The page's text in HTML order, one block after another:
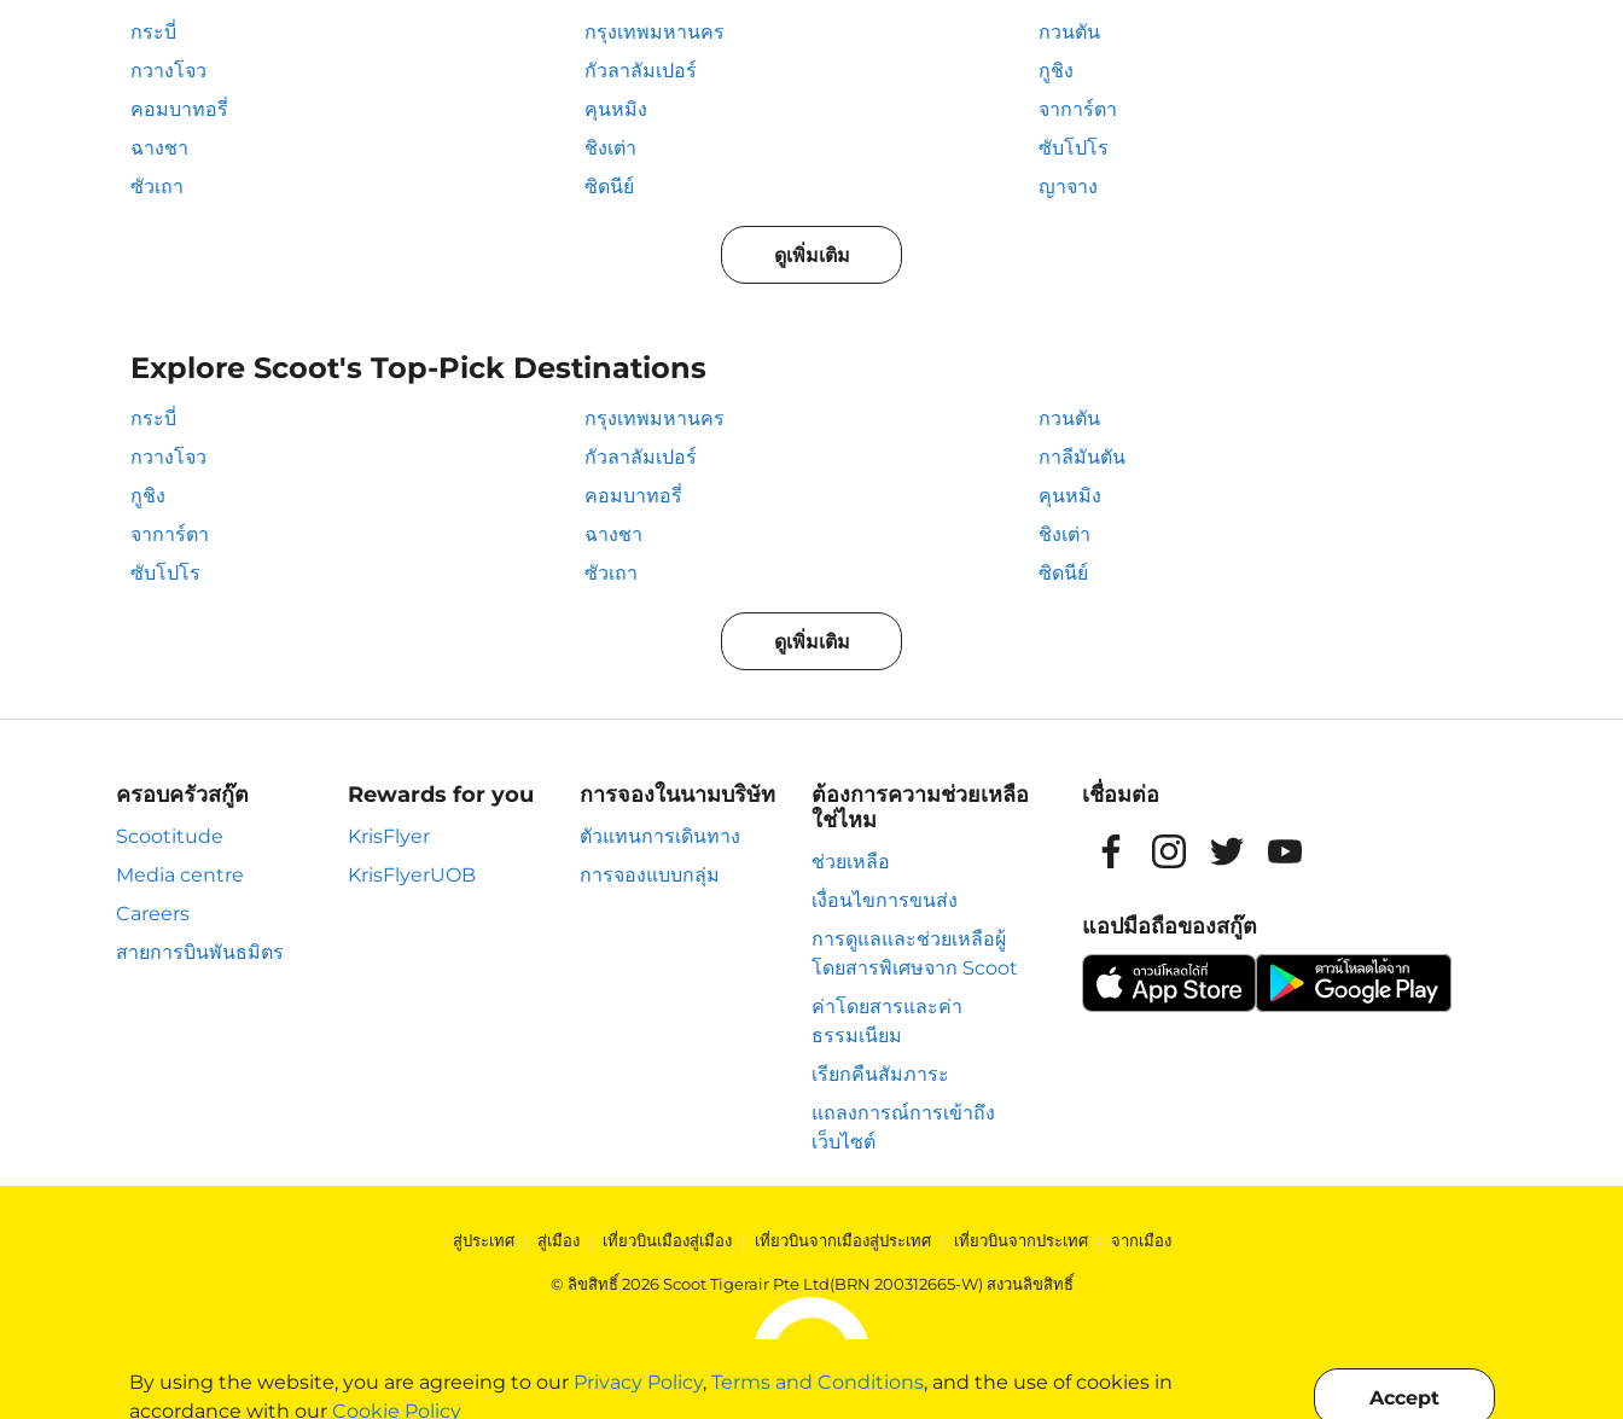
By using the website, you are agreeing to our Privacy Policy, Terms and Conditions, and the use of cookies in
accordance with our Cookie Policy
Accept
กระบี่ กรุงเทพมหานคร
กวนตัน
กวางโจว
กัวลาลัมเปอร์
กูชิง
คอมบาทอรี่
คุนหมิง
จาการ์ตา
ฉางชา
ชิงเต่า
ซับโปโร
ซัวเถา
ซิดนีย์ ญาจาง
ดูเพิ่มเติม
Explore Scoot's Top-Pick Destinations
กระบี่ กรุงเทพมหานคร
กวนตัน
กวางโจว
กัวลาลัมเปอร์
กาลีมันตัน
กูชิง
คอมบาทอรี่
คุนหมิง
จาการ์ตา
ฉางชา
ชิงเต่า
ซับโปโร
ซัวเถา ซิดนีย์
ดูเพิ่มเติม
ครอบครัวสกู๊ต
Scootitude
Media centre
Careers
สายการบินพันธมิตร
Rewards for you
KrisFlyer
KrisFlyerUOB
การจองในนามบริษัท
ตัวแทนการเดินทาง
การจองแบบกลุ่ม
ต้องการความช่วยเหลือ
ใช่ไหม
ช่วยเหลือ
เงื่อนไขการขนส่ง
การดูแลและช่วยเหลือผู้
โดยสารพิเศษจาก Scoot
ค่าโดยสารและค่า
ธรรมเนียม
เรียกคืนสัมภาระ
แถลงการณ์การเข้าถึง
เว็บไซต์
เชื่อมต่อ
แอปมือถือของสกู๊ต
สู่ประเทศ | สู่เมือง | เที่ยวบินเมืองสู่เมือง | เที่ยวบินจากเมืองสู่ประเทศ | เที่ยวบินจากประเทศ | จากเมือง
© ลิขสิทธิ์ 2026 Scoot Tigerair Pte Ltd(BRN 200312665-W) สงวนลิขสิทธิ์